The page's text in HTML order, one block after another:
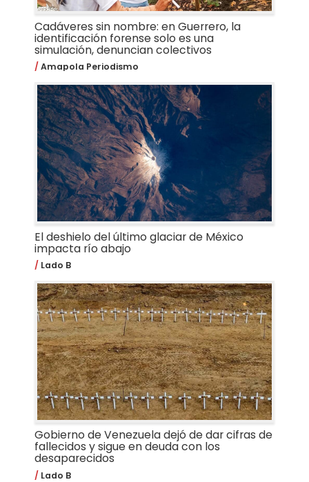
Cadáveres sin nombre: en Guerrero, la
identificación forense solo es una
simulación, denuncian colectivos
Amapola Periodismo
El deshielo del último glaciar de México
impacta río abajo
Lado B
Gobierno de Venezuela dejó de dar cifras de
fallecidos y sigue en deuda con los
desaparecidos
Lado B